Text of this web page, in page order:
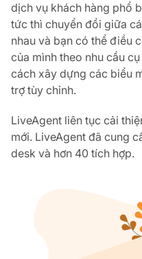
dịch vụ khách hàng phổ
tức thì chuyển đổi giữa
nhau và bạn có thể điều
của mình theo nhu cầu
cách xây dựng các biểu
trợ tùy chỉnh.
LiveAgent liên tục cải
mới. LiveAgent đã cung
desk và hơn 40 tích hợp.